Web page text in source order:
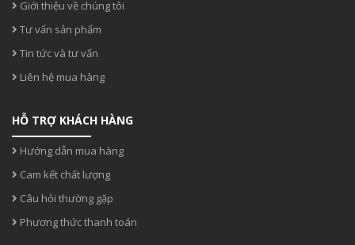
Giới thiệu về chúng tôi
Tư vấn sản phẩm
Tin tức và tư vấn
Liên hệ mua hàng
HỖ TRỢ KHÁCH HÀNG
Hướng dẫn mua hàng
Cam kết chất lượng
Câu hỏi thường gặp
Phương thức thanh toán